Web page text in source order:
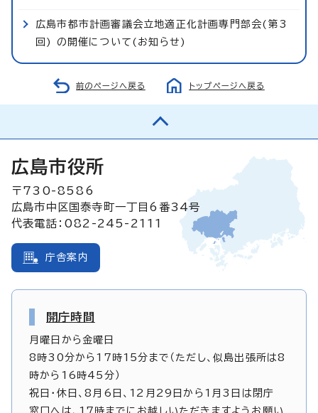
広島市都市計画審議会立地適正化計画専門部会(第3
回) の開催について(お知らせ)
前のページへ戻る トップページへ戻る
広島市役所
〒730-8586
広島市中区国泰寺町一丁目6番34号
代表電話：082-245-2111
庁舎案内
開庁時間
月曜日から金曜日
8時30分から17時15分まで（ただし、似島出張所は8
時から16時45分）
祝日・休日、8月6日、12月29日から1月3日は閉庁
窓口へは、17時までにお越しいただきますようお願い